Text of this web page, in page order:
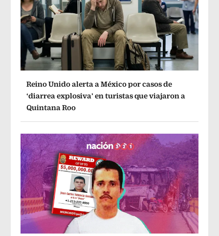
Reino Unido alerta a México por casos de
‘diarrea explosiva’ en turistas que viajaron a
Quintana Roo